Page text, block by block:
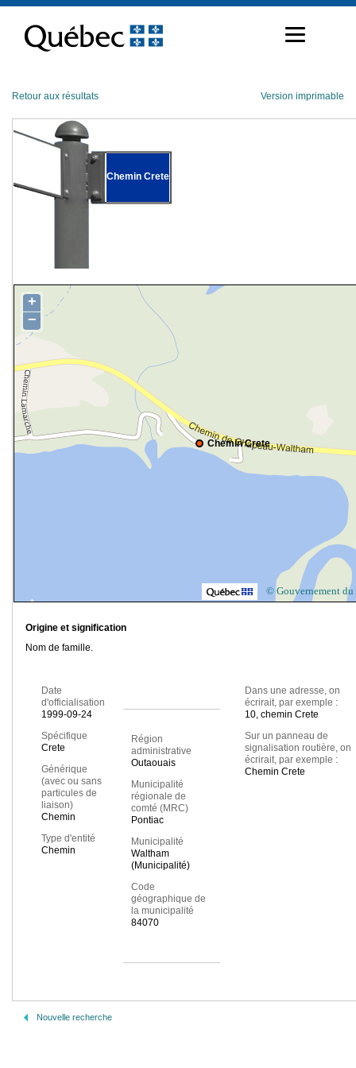
contenu
Retour aux résultats Version imprimable
Chemin Crete
Chemin Crete
+
−
© Gouvernement du
Origine et signification
Nom de famille.
Date
d'officialisation
1999-09-24
Spécifique
Crete
Générique
(avec ou sans
particules de
liaison)
Chemin
Type d'entité
Chemin
Région
administrative
Outaouais
Municipalité
régionale de
comté (MRC)
Pontiac
Municipalité
Waltham
(Municipalité)
Code
géographique de
la municipalité
84070
Dans une adresse, on
écrirait, par exemple :
10, chemin Crete
Sur un panneau de
signalisation routière, on
écrirait, par exemple :
Chemin Crete
Nouvelle recherche